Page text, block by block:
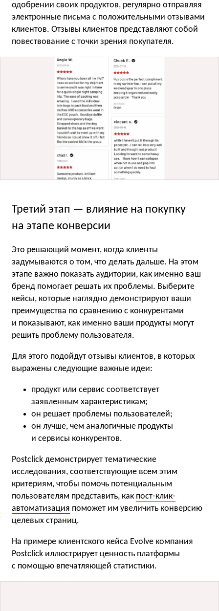
одобрении своих продуктов, регулярно отправляя
электронные письма с положительными отзывами
клиентов. Отзывы клиентов представляют собой
повествование с точки зрения покупателя.
Третий этап — влияние на покупку
на этапе конверсии
Это решающий момент, когда клиенты
задумываются о том, что делать дальше. На этом
этапе важно показать аудитории, как именно ваш
бренд помогает решать их проблемы. Выберите
кейсы, которые наглядно демонстрируют ваши
преимущества по сравнению с конкурентами
и показывают, как именно ваши продукты могут
решить проблему пользователя.
Для этого подойдут отзывы клиентов, в которых
выражены следующие важные идеи:
продукт или сервис соответствует
заявленным характеристикам;
он решает проблемы пользователей;
он лучше, чем аналогичные продукты
и сервисы конкурентов.
Postclick демонстрирует тематические
исследования, соответствующие всем этим
критериям, чтобы помочь потенциальным
пользователям представить, как пост-клик-
автоматизация поможет им увеличить конверсию
целевых страниц.
На примере клиентского кейса Evolve компания
Postclick иллюстрирует ценность платформы
с помощью впечатляющей статистики.